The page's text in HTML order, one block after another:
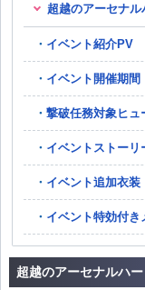
超越のアーセナル
イベント紹介PV
イベント開催期間
撃破任務対象ヒュ
イベントストーリ
イベント追加衣装
イベント特効付き
超越のアーセナルハー